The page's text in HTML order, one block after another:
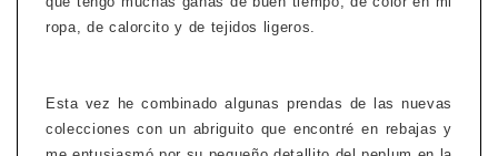
ropa, de calorcito y de tejidos ligeros.
Esta vez he combinado algunas prendas de las nuevas
colecciones con un abriguito que encontré en rebajas y